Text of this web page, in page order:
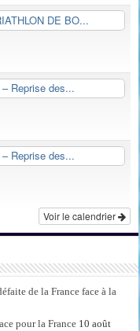
DE BO...
Reprise des...
Reprise des...
Voir le calendrier
de la France face à la
pour la France 10 août